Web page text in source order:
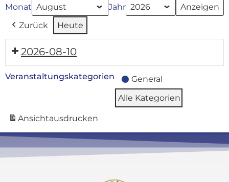
Monat
Jahr
Zurück
Heute
2026-08-10
Veranstaltungskategorien
General
Alle Kategorien
Ansichtausdrucken